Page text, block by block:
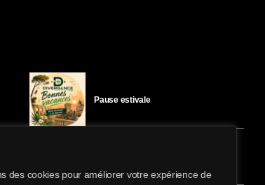
des cookies pour améliorer votre expérience de
Pause estivale